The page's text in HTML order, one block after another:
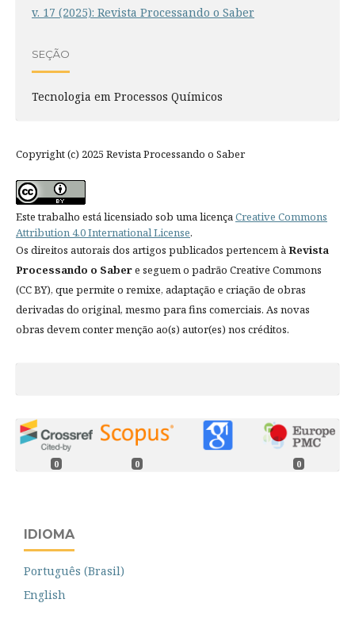
v. 17 (2025): Revista Processando o Saber
SEÇÃO
Tecnologia em Processos Químicos
Copyright (c) 2025 Revista Processando o Saber
Este trabalho está licensiado sob uma licençaCreative Commons
Attribution 4.0 International License.
Os direitos autorais dos artigos publicados pertencem àRevista
Processando o Sabere seguem o padrão Creative Commons
(CC BY), que permite o remixe, adaptação e criação de obras
derivadas do original, mesmo para fins comerciais. As novas
obras devem conter menção ao(s) autor(es) nos créditos.
0 0 0
IDIOMA
Português (Brasil)
English